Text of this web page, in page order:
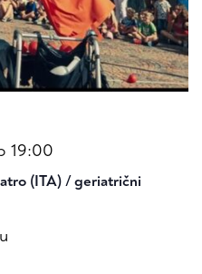
(ITA) / geriatrični
19:00